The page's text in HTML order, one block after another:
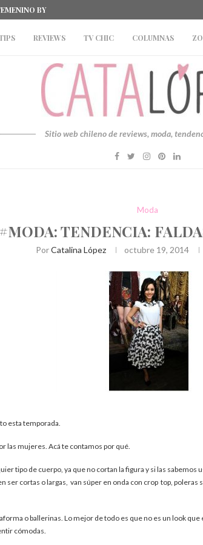
BY CAFFARENA
REVIEWS TV CHIC COLUMNAS
Sitio web chileno de reviews, moda,
Moda
#MODA: TENDENCIA:
PorCatalina López octubre 19, 2014
esta temporada.
las mujeres. Acá te contamos por qué.
tipo de cuerpo, ya que no cortan la figura y si las sabemos
ser cortas o largas, van súper en onda con crop top, poleras
o ballerinas. Lo mejor de todo es que no es un look que
cómodas.